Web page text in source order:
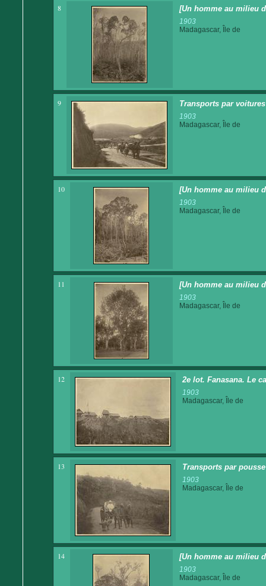
8 [Un homme au milieu
1903
Madagascar, Île de
9 Transports par
1903
Madagascar, Île de
10 [Un homme au milieu
1903
Madagascar, Île de
11 [Un homme au milieu
1903
Madagascar, Île de
12 2e lot. Fanasana. Le
1903
Madagascar, Île de
13 Transports par
1903
Madagascar, Île de
14 [Un homme au milieu
1903
Madagascar, Île de